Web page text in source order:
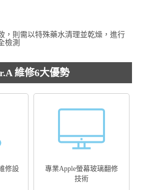
，則需以特殊藥水清理並乾燥，進行
檢測
維修6大優勢
修設
專業Apple螢幕玻璃翻修
技術